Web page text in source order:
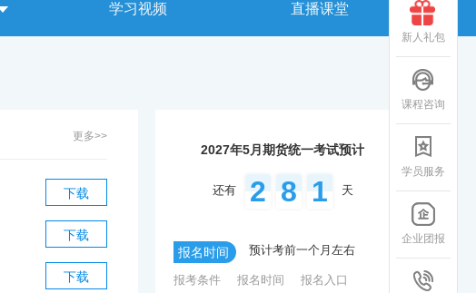
学习视频 直播课堂
更多>>
下载
下载
下载
2027年5月期货统一考试预计
还有 2 8 1 天
报名时间 预计考前一个月左右
报考条件 报名时间
报名入口
新人礼包
课程咨询
学员服务
企业团报